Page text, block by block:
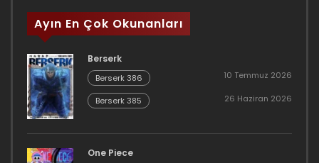
Ayın En Çok Okunanları
Berserk
Berserk 386 10 Temmuz 2026
Berserk 385 26 Haziran 2026
One Piece